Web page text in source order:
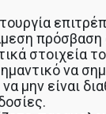
πρόσβαση
στοιχεία
να
μην είναι